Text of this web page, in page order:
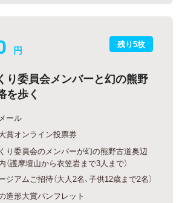
残り5枚
円
り委員会メンバーと幻の熊野
を歩く
ール
賞オンライン投票券
り委員会のメンバーが幻の熊野古道奥辺
（護摩壇山から衣笠岩まで3人まで）
ジアムご招待（大人2名、子供12歳まで2名）
造形大賞パンフレット